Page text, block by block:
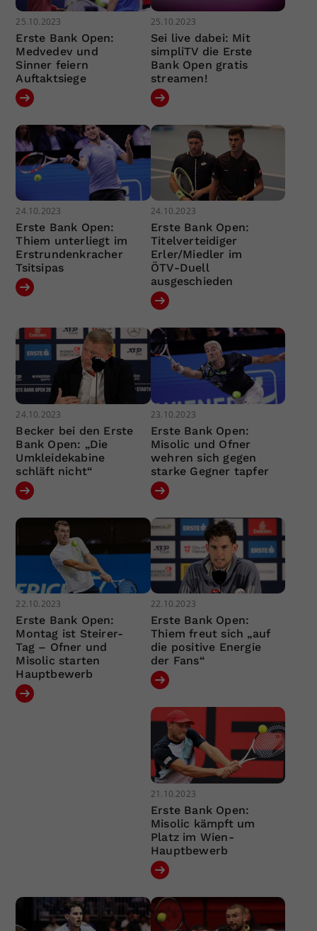
25.10.2023
Erste Bank Open:
Medvedev und
Sinner feiern
Auftaktsiege
25.10.2023
Sei live dabei: Mit
simpliTV die Erste
Bank Open gratis
streamen!
24.10.2023
Erste Bank Open:
Thiem unterliegt im
Erstrundenkracher
Tsitsipas
24.10.2023
Erste Bank Open:
Titelverteidiger
Erler/Miedler im
ÖTV-Duell
ausgeschieden
24.10.2023
Becker bei den Erste
Bank Open: „Die
Umkleidekabine
schläft nicht“
23.10.2023
Erste Bank Open:
Misolic und Ofner
wehren sich gegen
starke Gegner tapfer
22.10.2023
Erste Bank Open:
Montag ist Steirer-
Tag – Ofner und
Misolic starten
Hauptbewerb
22.10.2023
Erste Bank Open:
Thiem freut sich „auf
die positive Energie
der Fans“
21.10.2023
Erste Bank Open:
Misolic kämpft um
Platz im Wien-
Hauptbewerb